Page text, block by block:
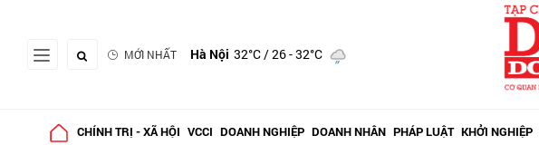
MỚI NHẤT Hà Nội 32°C/ 26 - 32°C
CHÍNH TRỊ - XÃ HỘI VCCI DOANH NGHIỆP DOANH NHÂN PHÁP LUẬT KHỞI NGHIỆP